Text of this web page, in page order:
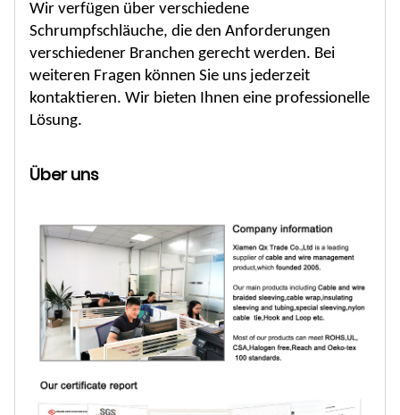
Wir verfügen über verschiedene
Schrumpfschläuche, die den Anforderungen
verschiedener Branchen gerecht werden. Bei
weiteren Fragen können Sie uns jederzeit
kontaktieren. Wir bieten Ihnen eine professionelle
Lösung.
Über uns